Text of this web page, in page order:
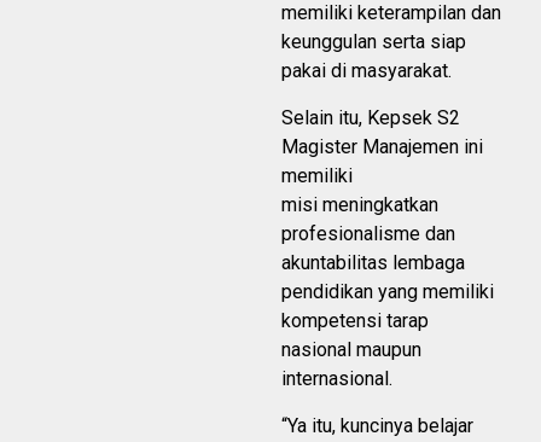
memiliki keterampilan dan
keunggulan serta siap
pakai di masyarakat.
Selain itu, Kepsek S2
Magister Manajemen ini
memiliki
misi meningkatkan
profesionalisme dan
akuntabilitas lembaga
pendidikan yang memiliki
kompetensi tarap
nasional maupun
internasional.
“Ya itu, kuncinya belajar